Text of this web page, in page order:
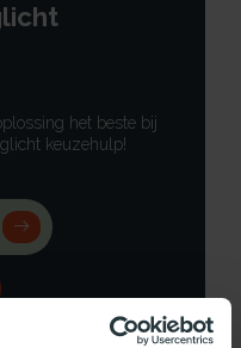
het beste bij
keuzehulp!